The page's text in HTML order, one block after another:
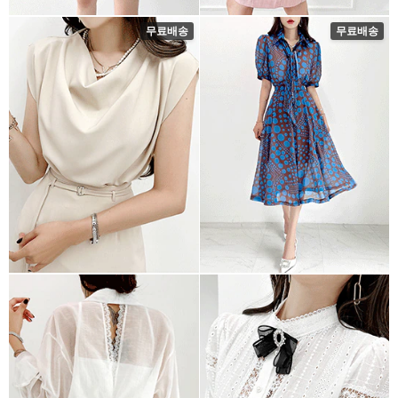
무료배송 무료배송